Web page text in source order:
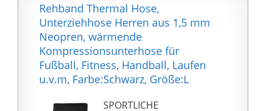
Rehband Thermal Hose,
Unterziehhose Herren aus 1,5 mm
Neopren, wärmende
Kompressionsunterhose für
Fußball, Fitness, Handball, Laufen
u.v.m, Farbe:Schwarz, Größe:L
SPORTLICHE